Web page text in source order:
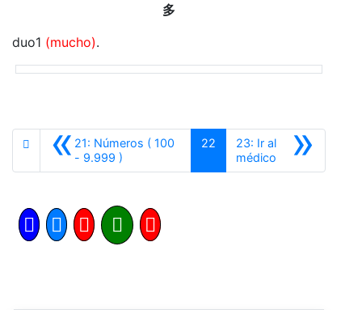
多
duo1 (mucho).
«21: Números ( 100
- 9.999 )
22 »
23: Ir al
médico Siguiente